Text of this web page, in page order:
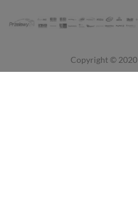
Copyright © 2020